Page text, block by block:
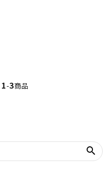
1-3商品
search